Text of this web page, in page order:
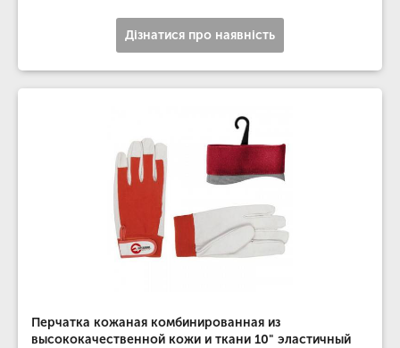
Дізнатися про наявність
Перчатка кожаная комбинированная из
высококачественной кожи и ткани 10" эластичный